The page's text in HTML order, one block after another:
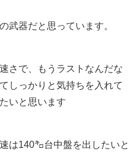
武器だと思っています。
さで、もうラストなんだな
しっかりと気持ちを入れて
いと思います
は140㌔台中盤を出したいと